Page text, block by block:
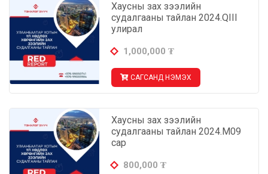
Хаусны зах зээлийн
судалгааны тайлан 2024.QIII
улирал
1,000,000 ₮
САГСАНД НЭМЭХ
Хаусны зах зээлийн
судалгааны тайлан 2024.М09
сар
800,000 ₮